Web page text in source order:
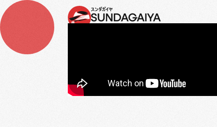
日本への技能実
習生